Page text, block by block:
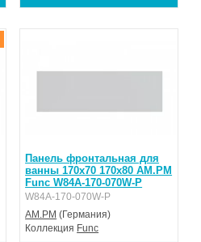
Панель фронтальная для
ванны 170x70 170x80 AM.PM
Func W84A-170-070W-P
W84A-170-070W-P
AM.PM (Германия)
Коллекция Func